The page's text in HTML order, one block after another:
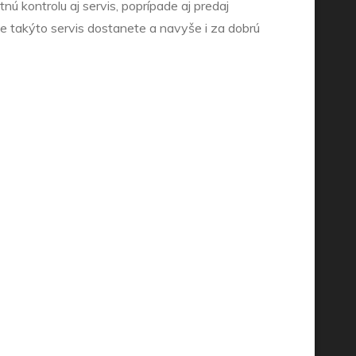
kontrolu aj servis, poprípade aj predaj
takýto servis dostanete a navyše i za dobrú